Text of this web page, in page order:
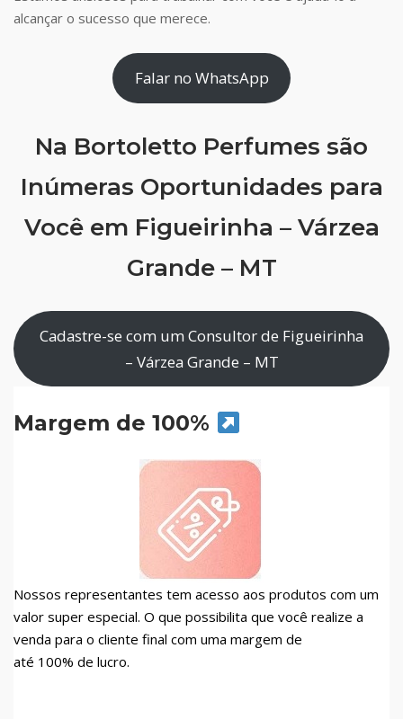
alcançar o sucesso que merece.
Falar no WhatsApp
Na Bortoletto Perfumes são
Inúmeras Oportunidades para
Você em Figueirinha – Várzea
Grande – MT
Cadastre-se com um Consultor de Figueirinha
– Várzea Grande – MT
Margem de 100%
Nossos representantes tem acesso aos produtos com um
valor super especial. O que possibilita que você realize a
venda para o cliente final com uma margem de
até 100% de lucro.